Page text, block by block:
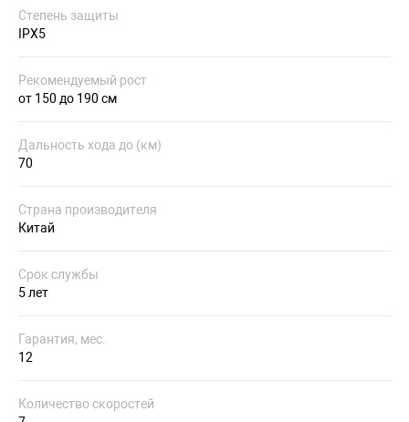
Степень защиты
IPX5
Рекомендуемый рост
от 150 до 190 см
Дальность хода до (км)
70
Страна производителя
Китай
Срок службы
5 лет
Гарантия, мес.
12
Количество скоростей